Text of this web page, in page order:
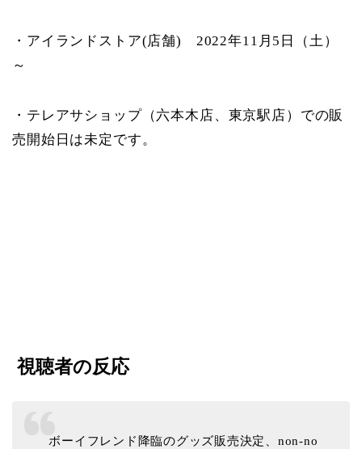
・アイランドストア(店舗) 2022年11月5日（土）
～
・テレアサショップ（六本木店、東京駅店）での販
売開始日は未定です。
視聴者の反応
ボーイフレンド降臨のグッズ販売決定、non-no